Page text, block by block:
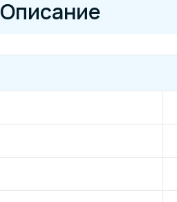
Описание